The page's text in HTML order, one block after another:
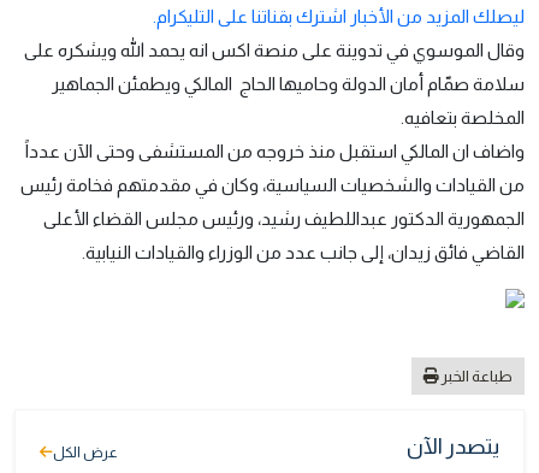
ليصلك المزيد من الأخبار اشترك بقناتنا على التليكرام.
وقال الموسوي في تدوينة على منصة اكس انه يحمد الله ويشكره على
سلامة صمّام أمان الدولة وحاميها الحاج المالكي ويطمئن الجماهير
المخلصة بتعافيه.
واضاف ان المالكي استقبل منذ خروجه من المستشفى وحتى الآن عدداً
من القيادات والشخصيات السياسية، وكان في مقدمتهم فخامة رئيس
الجمهورية الدكتور عبداللطيف رشيد، ورئيس مجلس القضاء الأعلى
القاضي فائق زيدان، إلى جانب عدد من الوزراء والقيادات النيابية.
طباعة الخبر
يتصدر الآن عرض الكل